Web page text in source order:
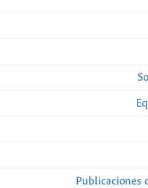
Publicaciones